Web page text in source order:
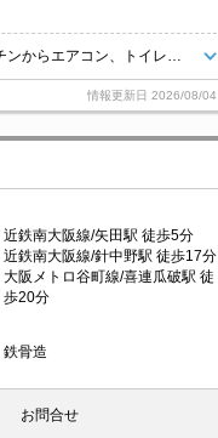
情報更新日 2026/08/04
近鉄南大阪線/矢田駅 徒歩5分
近鉄南大阪線/針中野駅 徒歩17分
大阪メトロ谷町線/喜連瓜破駅 徒
歩20分
鉄骨造
お問合せ